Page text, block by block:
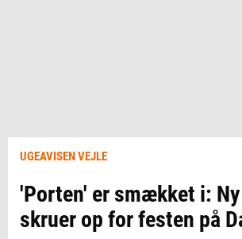
UGEAVISEN VEJLE
'Porten' er smækket i:
skruer op for festen på